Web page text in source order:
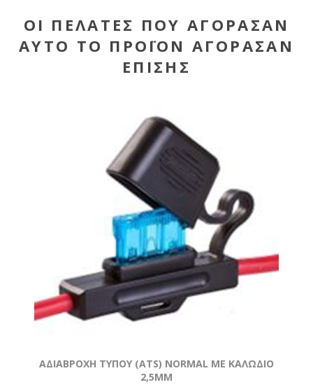
ΟΙ ΠΕΛΆΤΕΣ ΠΟΥ ΑΓΌΡΑΣΑΝ
ΑΥΤΌ ΤΟ ΠΡΟΪΌΝ ΑΓΌΡΑΣΑΝ
ΕΠΊΣΗΣ
ΑΔΙΑΒΡΟΧΗ ΤΥΠΟΥ (ATS) ΝΟRMAL ΜΕ ΚΑΛΩΔΙΟ
2,5MM